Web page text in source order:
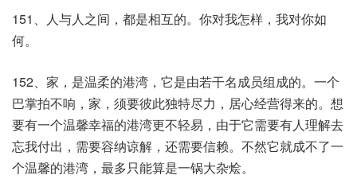
151、人与人之间，都是相互的。你对我怎样，我对你如
何。
152、家，是温柔的港湾，它是由若干名成员组成的。一个
巴掌拍不响，家，须要彼此独特尽力，居心经营得来的。想
要有一个温馨幸福的港湾更不轻易，由于它需要有人理解去
忘我付出，需要容纳谅解，还需要信赖。不然它就成不了一
个温馨的港湾，最多只能算是一锅大杂烩。